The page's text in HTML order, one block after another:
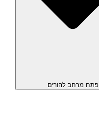
פתח מרחב להורים